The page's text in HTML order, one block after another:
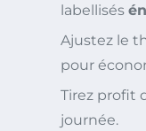
labellisés
Ajustez le
pour
Tirez profit
journée.